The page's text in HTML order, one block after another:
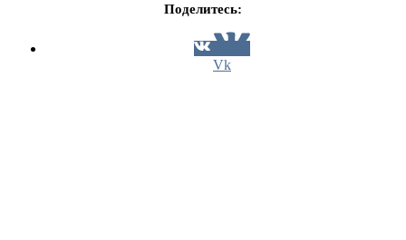
Поделитесь:
Vk